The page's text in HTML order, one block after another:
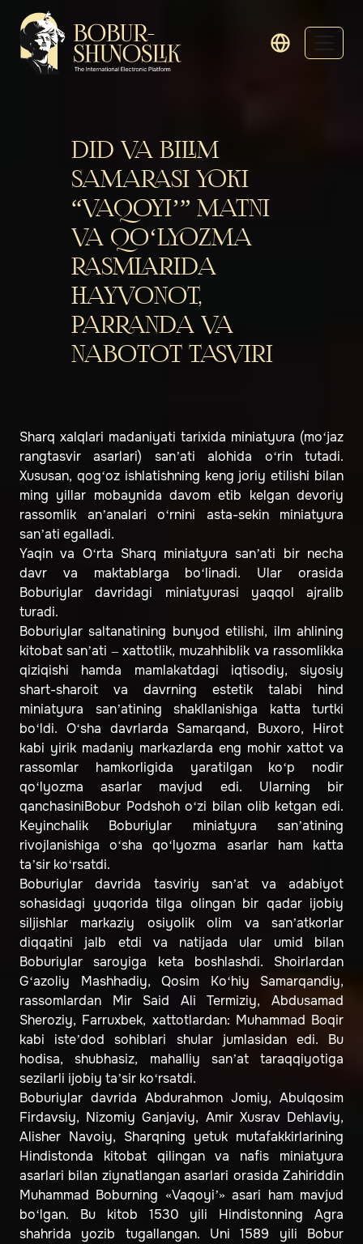
DID VA BILIM
SAMARASI YOKI
“VAQOYI’” MATNI
VA QO‘LYOZMA
RASMLARIDA
HAYVONOT,
PARRANDA VA
NABOTOT TASVIRI
Sharq xalqlari madaniyati tarixida miniatyura (mo‘jaz
rangtasvir asarlari) san’ati alohida o‘rin tutadi.
Xususan, qog‘oz ishlatishning keng joriy etilishi bilan
ming yillar mobaynida davom etib kelgan devoriy
rassomlik an’analari o‘rnini asta-sekin miniatyura
san’ati egalladi.
Yaqin va O‘rta Sharq miniatyura san’ati bir necha
davr va maktablarga bo‘linadi. Ular orasida
Boburiylar davridagi miniatyurasi yaqqol ajralib
turadi.
Boburiylar saltanatining bunyod etilishi, ilm ahlining
kitobat san’ati – xattotlik, muzahhiblik va rassomlikka
qiziqishi hamda mamlakatdagi iqtisodiy, siyosiy
shart-sharoit va davrning estetik talabi hind
miniatyura san’atining shakllanishiga katta turtki
bo‘ldi. O‘sha davrlarda Samarqand, Buxoro, Hirot
kabi yirik madaniy markazlarda eng mohir xattot va
rassomlar hamkorligida yaratilgan ko‘p nodir
qo‘lyozma asarlar mavjud edi. Ularning bir
qanchasiniBobur Podshoh o‘zi bilan olib ketgan edi.
Keyinchalik Boburiylar miniatyura san’atining
rivojlanishiga o‘sha qo‘lyozma asarlar ham katta
ta’sir ko‘rsatdi.
Boburiylar davrida tasviriy san’at va adabiyot
sohasidagi yuqorida tilga olingan bir qadar ijobiy
siljishlar markaziy osiyolik olim va san’atkorlar
diqqatini jalb etdi va natijada ular umid bilan
Boburiylar saroyiga keta boshlashdi. Shoirlardan
G‘azoliy Mashhadiy, Qosim Ko‘hiy Samarqandiy,
rassomlardan Mir Said Ali Termiziy, Abdusamad
Sheroziy, Farruxbek, xattotlardan: Muhammad Boqir
kabi iste’dod sohiblari shular jumlasidan edi. Bu
hodisa, shubhasiz, mahalliy san’at taraqqiyotiga
sezilarli ijobiy ta’sir ko‘rsatdi.
Boburiylar davrida Abdurahmon Jomiy, Abulqosim
Firdavsiy, Nizomiy Ganjaviy, Amir Xusrav Dehlaviy,
Alisher Navoiy, Sharqning yetuk mutafakkirlarining
Hindistonda kitobat qilingan va nafis miniatyura
asarlari bilan ziynatlangan asarlari orasida Zahiriddin
Muhammad Boburning «Vaqoyi’» asari ham mavjud
bo‘lgan. Bu kitob 1530 yili Hindistonning Agra
shahrida yozib tugallangan. Uni 1589 yili Bobur